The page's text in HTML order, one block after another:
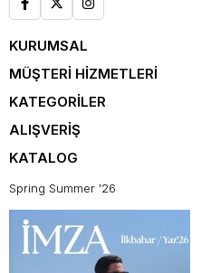
KURUMSAL
MÜŞTERİ HİZMETLERİ
KATEGORİLER
ALIŞVERİŞ
KATALOG
Spring Summer '26